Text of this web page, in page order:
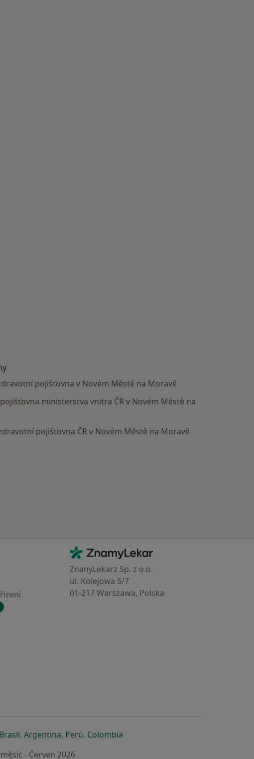
pojišťovna v Novém Městě na Moravě
ministerstva vnitra ČR v Novém Městě na
pojišťovna ČR v Novém Městě na Moravě
Kontakt
ZnamyLekar - Hlavní stránka
ZnanyLekarz Sp. z o.o.
ul. Kolejowa 5/7
01-217 Warszawa, Polska
záložce
v nové záložce
otevře v nové záložce
Brasilse otevře v nové záložce
, Argentinase otevře v nové záložce
, Perúse otevře v nové záložce
, Colombiase otevře v nové záložce
- Červen 2026